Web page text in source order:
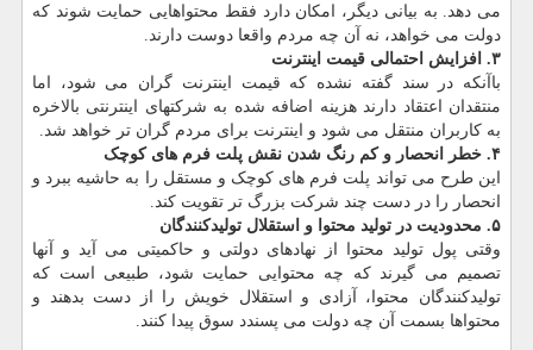
می دهد. به بیانی دیگر، امکان دارد فقط محتواهایی حمایت شوند که
دولت می خواهد، نه آن چه مردم واقعا دوست دارند.
۳. افزایش احتمالی قیمت اینترنت
باآنکه در سند گفته نشده که قیمت اینترنت گران می شود، اما
منتقدان اعتقاد دارند هزینه اضافه شده به شرکتهای اینترنتی بالاخره
به کاربران منتقل می شود و اینترنت برای مردم گران تر خواهد شد.
۴. خطر انحصار و کم رنگ شدن نقش پلت فرم های کوچک
این طرح می تواند پلت فرم های کوچک و مستقل را به حاشیه ببرد و
انحصار را در دست چند شرکت بزرگ تر تقویت کند.
۵. محدودیت در تولید محتوا و استقلال تولیدکنندگان
وقتی پول تولید محتوا از نهادهای دولتی و حاکمیتی می آید و آنها
تصمیم می گیرند که چه محتوایی حمایت شود، طبیعی است که
تولیدکنندگان محتوا، آزادی و استقلال خویش را از دست بدهند و
محتواها بسمت آن چه دولت می پسندد سوق پیدا کنند.